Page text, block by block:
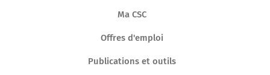
Ma CSC
Offres d'emploi
Publications et outils